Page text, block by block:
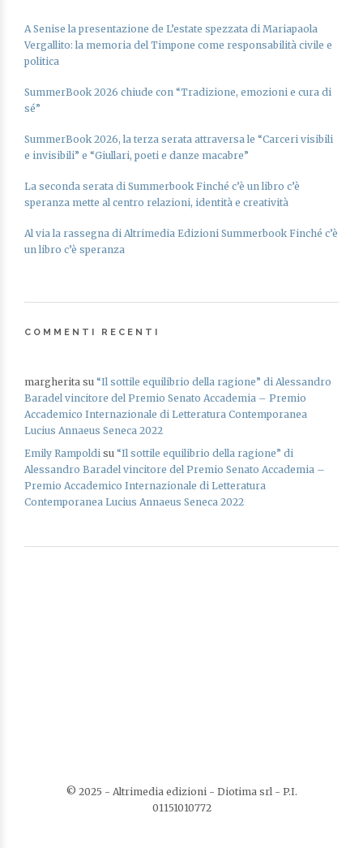
A Senise la presentazione de L’estate spezzata di Mariapaola
Vergallito: la memoria del Timpone come responsabilità civile e
politica
SummerBook 2026 chiude con “Tradizione, emozioni e cura di
sé”
SummerBook 2026, la terza serata attraversa le “Carceri visibili
e invisibili” e “Giullari, poeti e danze macabre”
La seconda serata di Summerbook Finché c’è un libro c’è
speranza mette al centro relazioni, identità e creatività
Al via la rassegna di Altrimedia Edizioni Summerbook Finché c’è
un libro c’è speranza
COMMENTI RECENTI
margherita su “Il sottile equilibrio della ragione” di Alessandro
Baradel vincitore del Premio Senato Accademia – Premio
Accademico Internazionale di Letteratura Contemporanea
Lucius Annaeus Seneca 2022
Emily Rampoldi su “Il sottile equilibrio della ragione” di
Alessandro Baradel vincitore del Premio Senato Accademia –
Premio Accademico Internazionale di Letteratura
Contemporanea Lucius Annaeus Seneca 2022
© 2025 - Altrimedia edizioni - Diotima srl - P.I.
01151010772